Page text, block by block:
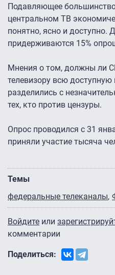
Подавляющее
центральном ТВ
понятно, ясно и доступно.
придерживаются 15%
Мнения о том, должны ли
телевизору всю
разделились с
тех, кто против цензуры.
Опрос проводился с 31
приняли участие тысяча
Темы
федеральные телеканалы
Войдите или
комментарии
Поделиться: